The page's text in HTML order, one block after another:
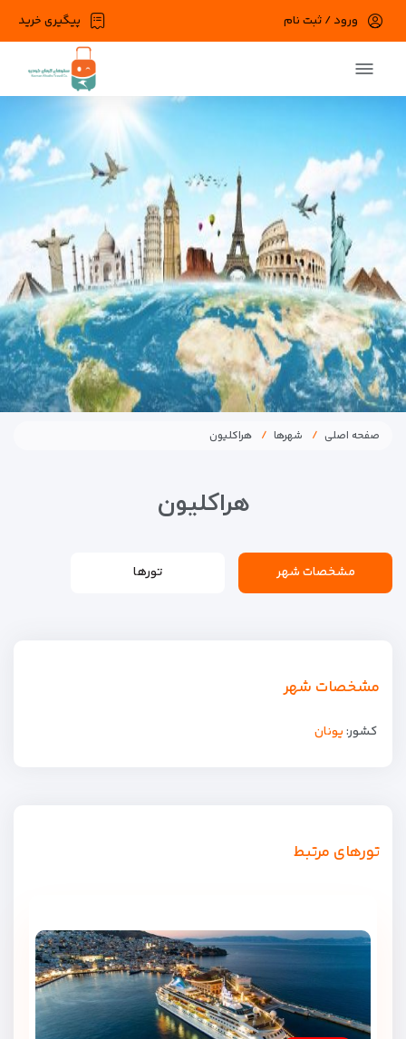
پیگیری خرید ورود / ثبت نام
صفحه اصلی شهرها هراکلیون
هراکلیون
مشخصات شهر تورها
مشخصات شهر
کشور:یونان
تورهای مرتبط